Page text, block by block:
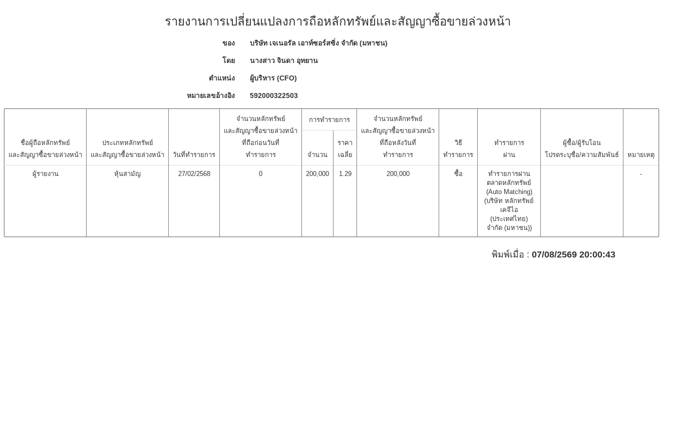
รายงานการเปลี่ยนแปลงการถือหลักทรัพย์และสัญญาซื้อขายล่วงหน้า
ของ บริษัท เจเนอรัล เอาท์ซอร์สซิ่ง จำกัด (มหาชน)
โดย นางสาว จินดา อุทยาน
ตำแหน่ง ผู้บริหาร (CFO)
หมายเลขอ้างอิง 592000322503
ชื่อผู้ถือหลักทรัพย์
และสัญญาซื้อขายล่วงหน้า
ประเภทหลักทรัพย์
และสัญญาซื้อขายล่วงหน้า
วันที่ทำรายการ
จำนวนหลักทรัพย์
และสัญญาซื้อขายล่วงหน้า
ที่ถือก่อนวันที่
ทำรายการ
การทำรายการ
จำนวนหลักทรัพย์
และสัญญาซื้อขายล่วงหน้า
ที่ถือหลังวันที่
ทำรายการ
วิธี
ทำรายการ
ทำรายการ
ผ่าน
ผู้ซื้อ/ผู้รับโอน
โปรดระบุชื่อ/ความสัมพันธ์
หมายเหตุ
จำนวน
ราคา
เฉลี่ย
ผู้รายงาน หุ้นสามัญ 27/02/2568 0 200,000 1.29 200,000 ซื้อ
ทำรายการผ่าน
ตลาดหลักทรัพย์
(Auto Matching)
(บริษัท หลักทรัพย์
เคจีไอ
(ประเทศไทย)
จำกัด (มหาชน))
-
พิมพ์เมื่อ : 07/08/2569 20:00:43